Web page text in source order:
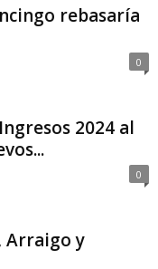
rebasaría
0
2024 al
0
Arraigo y